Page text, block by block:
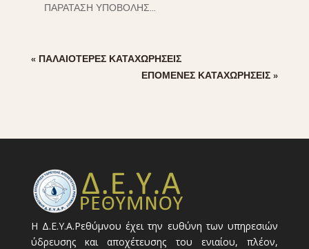
ΠΑΡΑΤΑΣΗ ΥΠΟΒΟΛΗΣ...
« ΠΑΛΑΙΌΤΕΡΕΣ ΚΑΤΑΧΩΡΉΣΕΙΣ
ΕΠΌΜΕΝΕΣ ΚΑΤΑΧΩΡΉΣΕΙΣ »
Η Δ.Ε.Υ.Α.Ρεθύμνου έχει την ευθύνη των υπηρεσιών
ύδρευσης και αποχέτευσης του ενιαίου, πλέον,